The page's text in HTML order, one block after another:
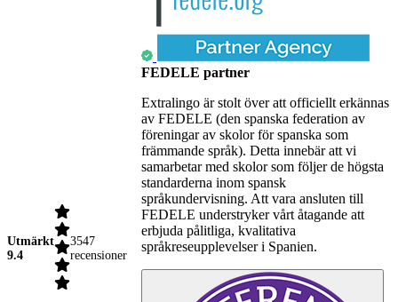
Utmärkt
9.4
3547
recensioner
FEDELE partner
Extralingo är stolt över att officiellt erkännas
av FEDELE (den spanska federation av
föreningar av skolor för spanska som
främmande språk). Detta innebär att vi
samarbetar med skolor som följer de högsta
standarderna inom spansk
språkundervisning. Att vara ansluten till
FEDELE understryker vårt åtagande att
erbjuda pålitliga, kvalitativa
språkreseupplevelser i Spanien.